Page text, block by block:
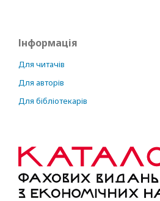
Інформація
Для читачів
Для авторів
Для бібліотекарів